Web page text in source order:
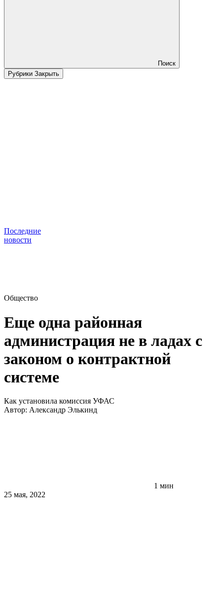
Поиск
Рубрики Закрыть
Последние
новости
Общество
Еще одна районная
администрация не в ладах с
законом о контрактной
системе
Как установила комиссия УФАС
Автор: Александр Элькинд
1 мин
25 мая, 2022